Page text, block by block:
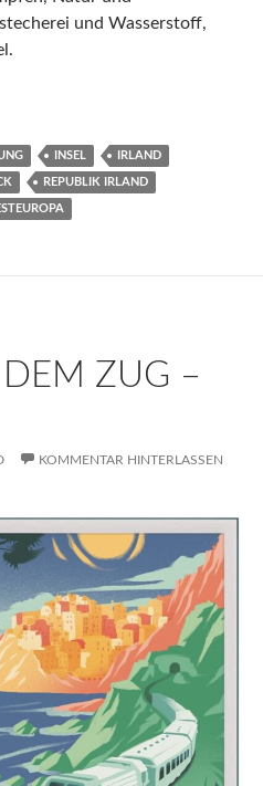
und Wasserstoff,
von Ralf Sotscheck
INSEL IRLAND
REPUBLIK IRLAND
ZUG –
KOMMENTAR HINTERLASSEN